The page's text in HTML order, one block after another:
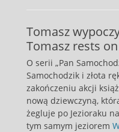
Tomasz
Tomasz rests
O serii „Pan
Samochodzik i złota
zakończeniu akcji
nową dziewczyną,
żegluje po Jezioraku
tym samym jeziorem